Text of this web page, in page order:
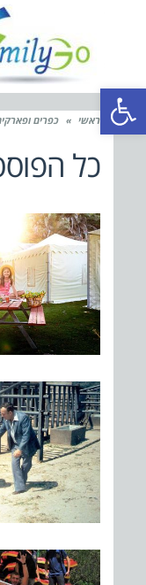
פתח סרגל נגישות
ראשי » כפרים
כל